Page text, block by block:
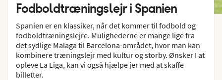
Fodboldtræningslejr i Spanien
Spanien er en klassiker, når det kommer til fodbold og
fodboldtræningslejre. Mulighederne er mange lige fra
det sydlige Malaga til Barcelona-området, hvor man kan
kombinere træningslejr med kultur og storby. Ønsker I at
opleve La Liga, kan vi også hjælpe jer med at skaffe
billetter.